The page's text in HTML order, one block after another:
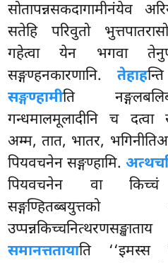
सोतापन्नसकदागामीनंयेव
सतेहि परिवुतो
गहेत्वा येन भगवा
सङ्गण्हनकारणानि. तेहाह
सङ्गण्हामीति
गन्धमालमूलादीनि च दत्वा
अम्म, तात, भातर,
पियवचनेन सङ्गण्हामि.
पियवचनेन वा किच्चं
सङ्गण्हितब्बयुत्तको
समानत्ततायाति ‘‘इमस्स